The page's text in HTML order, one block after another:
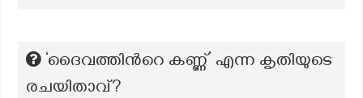
‘ദൈവത്തിന്‍റെ കണ്ണ്’ എന്ന കൃതിയുടെ
രചയിതാവ്?